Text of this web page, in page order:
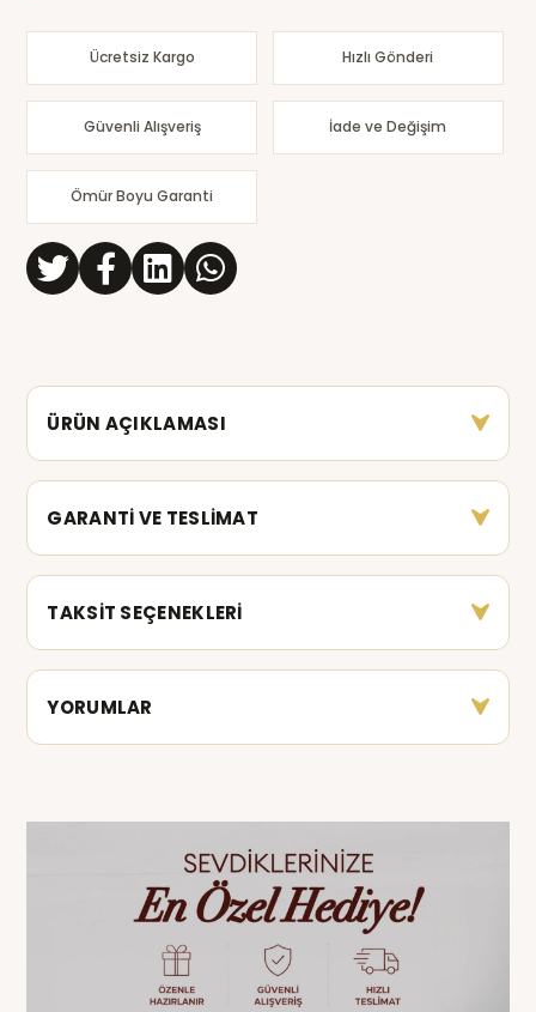
Ücretsiz Kargo Hızlı Gönderi
Güvenli Alışveriş İade ve Değişim
Ömür Boyu Garanti
ÜRÜN AÇIKLAMASI
GARANTİ VE TESLİMAT
TAKSİT SEÇENEKLERİ
YORUMLAR